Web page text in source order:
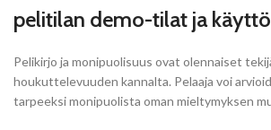
pelitilan demo-tilat ja
Pelikirjo ja monipuolisuus ovat olennaiset
houkuttelevuuden kannalta. Pelaaja voi
tarpeeksi monipuolista oman mieltymyksen